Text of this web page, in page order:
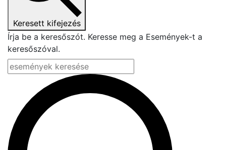
Keresett kifejezés
Írja be a keresőszót. Keresse meg a Események-t a
keresőszóval.